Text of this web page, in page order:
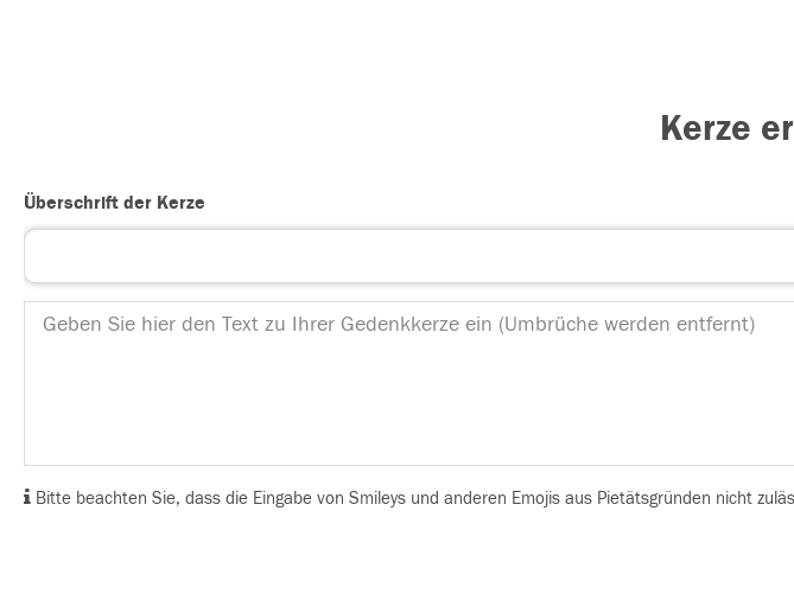
Kerze
Überschrift der Kerze
Bitte beachten Sie, dass die Eingabe von Smileys und anderen Emojis aus Pietätsgründen nicht